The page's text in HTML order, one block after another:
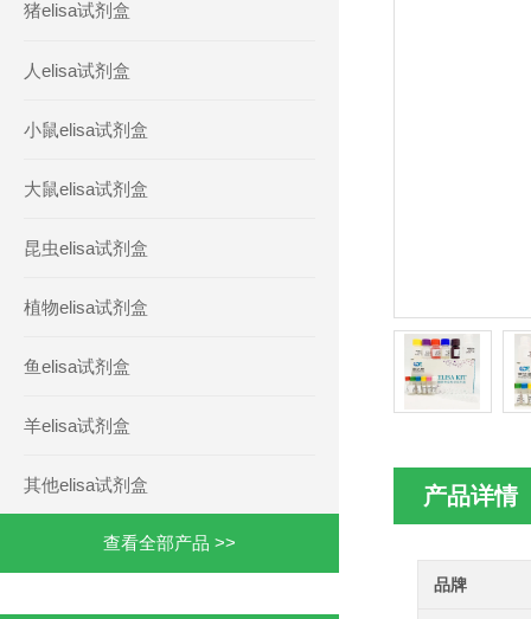
猪elisa试剂盒
人elisa试剂盒
小鼠elisa试剂盒
大鼠elisa试剂盒
昆虫elisa试剂盒
植物elisa试剂盒
鱼elisa试剂盒
羊elisa试剂盒
其他elisa试剂盒
查看全部产品 >>
产品详情
品牌